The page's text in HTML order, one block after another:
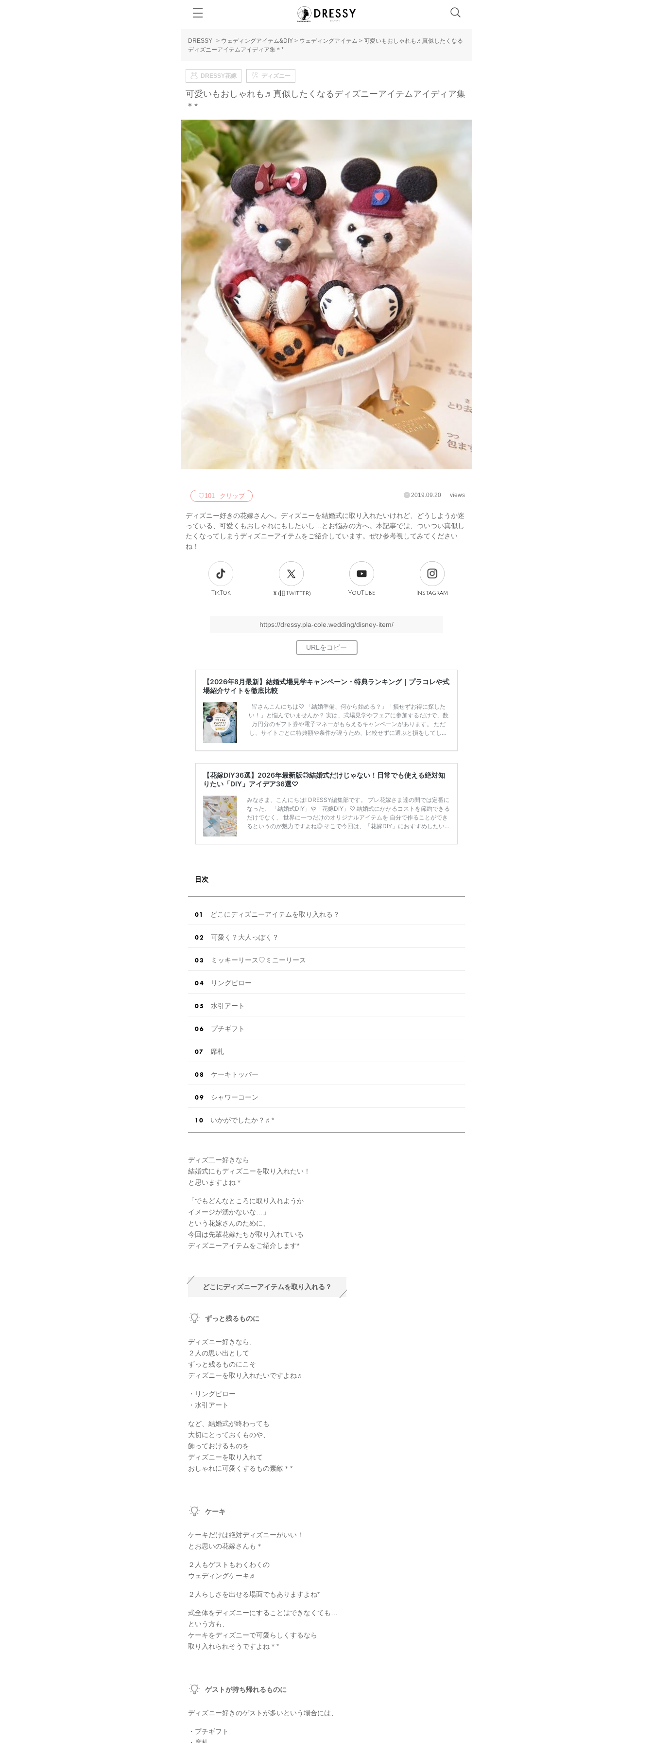
DRESSY > ウェディングアイテム&DIY > ウェディングアイテム > 可愛いもおしゃれも♬真似したくなる
ディズニーアイテムアイディア集＊*
DRESSY花嫁 ディズニー
可愛いもおしゃれも♬真似したくなるディズニーアイテムアイディア集
＊*
♡101 クリップ 2019.09.20 views
ディズニー好きの花嫁さんへ。ディズニーを結婚式に取り入れたいけれど、どうしようか迷
っている、可愛くもおしゃれにもしたいし…とお悩みの方へ。本記事では、ついつい真似し
たくなってしまうディズニーアイテムをご紹介しています。ぜひ参考視してみてください
ね！
TikTok Ｘ(旧 Twitter) YouTube Instagram
https://dressy.pla-cole.wedding/disney-item/
【2026年8月最新】結婚式場見学キャンペーン・特典ランキング｜プラコレや式
場紹介サイトを徹底比較
皆さんこんにちは♡ 「結婚準備、何から始める？」「損せずお得に探した
い！」と悩んでいませんか？ 実は、式場見学やフェアに参加するだけで、数
万円分のギフト券や電子マネーがもらえるキャンペーンがあります。 ただ
し、サイトごとに特典額や条件が違うため、比較せずに選ぶと損をしてしま
ンペーン特典ランキングを公開！ 比較サイト：プラコレ、ゼクシィ、ハナユ
補を絞れる「ウェディング診断」か、体験型 […]続きを読む
【花嫁DIY36選】2026年最新版◎結婚式だけじゃない！日常でも使える絶対知
りたい「DIY」アイデア36選♡
みなさま、こんにちは! DRESSY編集部です。 プレ花嫁さま達の間では定番に
なった、 「結婚式DIY」や「花嫁DIY」♡ 結婚式にかかるコストを節約できる
だけでなく、 世界に一つだけのオリジナルアイテムを 自分で作ることができ
るというのが魅力ですよね◎ そこで今回は、「花嫁DIY」におすすめしたい
ぜひ最後までcheckして オリジナルアイテムを作ってみてくださいね◎ ＼花
目次
どこにディズニーアイテムを取り入れる？
可愛く？大人っぽく？
ミッキーリース♡ミニーリース
リングピロー
水引アート
プチギフト
席札
ケーキトッパー
シャワーコーン
いかがでしたか？♬*
ディズ二ー好きなら
結婚式にもディズニーを取り入れたい！
と思いますよね＊
「でもどんなところに取り入れようか
イメージが湧かないな…」
という花嫁さんのために、
今回は先輩花嫁たちが取り入れている
ディズニーアイテムをご紹介します*
どこにディズニーアイテムを取り入れる？
ずっと残るものに
ディズニー好きなら、
２人の思い出として
ずっと残るものにこそ
ディズニーを取り入れたいですよね♬
・リングピロー
・水引アート
など、結婚式が終わっても
大切にとっておくものや、
飾っておけるものを
ディズニーを取り入れて
おしゃれに可愛くするもの素敵＊*
ケーキ
ケーキだけは絶対ディズニーがいい！
とお思いの花嫁さんも＊
２人もゲストもわくわくの
ウェディングケーキ♬
２人らしさを出せる場面でもありますよね*
式全体をディズニーにすることはできなくても…
という方も、
ケーキをディズニーで可愛らしくするなら
取り入れられそうですよね＊*
ゲストが持ち帰れるものに
ディズニー好きのゲストが多いという場合には、
・プチギフト